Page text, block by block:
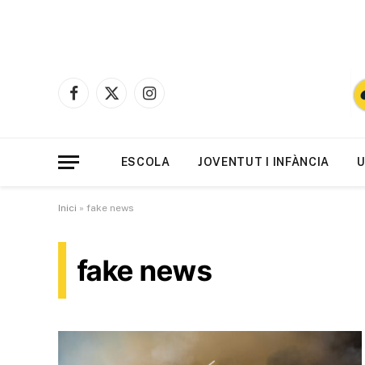
Facebook
X
Instagram
ESCOLA JOVENTUT I INFÀNCIA
Inici » fake news
fake news